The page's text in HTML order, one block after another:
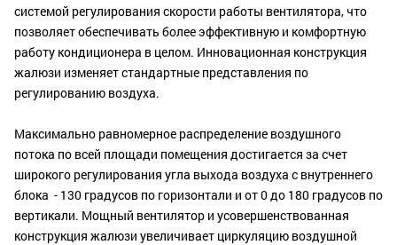
системой регулирования скорости работы вентилятора, что
позволяет обеспечивать более эффективную и комфортную
работу кондиционера в целом. Инновационная конструкция
жалюзи изменяет стандартные представления по
регулированию воздуха.
Максимально равномерное распределение воздушного
потока по всей площади помещения достигается за счет
широкого регулирования угла выхода воздуха с внутреннего
блока - 130 градусов по горизонтали и от 0 до 180 градусов по
вертикали. Мощный вентилятор и усовершенствованная
конструкция жалюзи увеличивает циркуляцию воздушной